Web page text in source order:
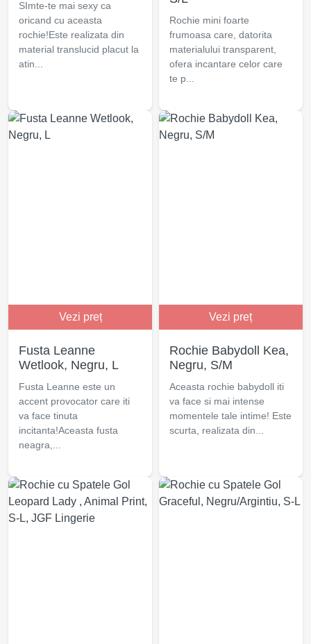
SImte-te mai sexy ca
oricand cu aceasta
rochie!Este realizata din
material translucid placut la
atin...
Rochie mini foarte
frumoasa care, datorita
materialului transparent,
ofera incantare celor care
te p...
Vezi preț
Fusta Leanne
Wetlook, Negru, L
Fusta Leanne este un
accent provocator care iti
va face tinuta
incitanta!Aceasta fusta
neagra,...
Vezi preț
Rochie Babydoll Kea,
Negru, S/M
Aceasta rochie babydoll iti
va face si mai intense
momentele tale intime! Este
scurta, realizata din...